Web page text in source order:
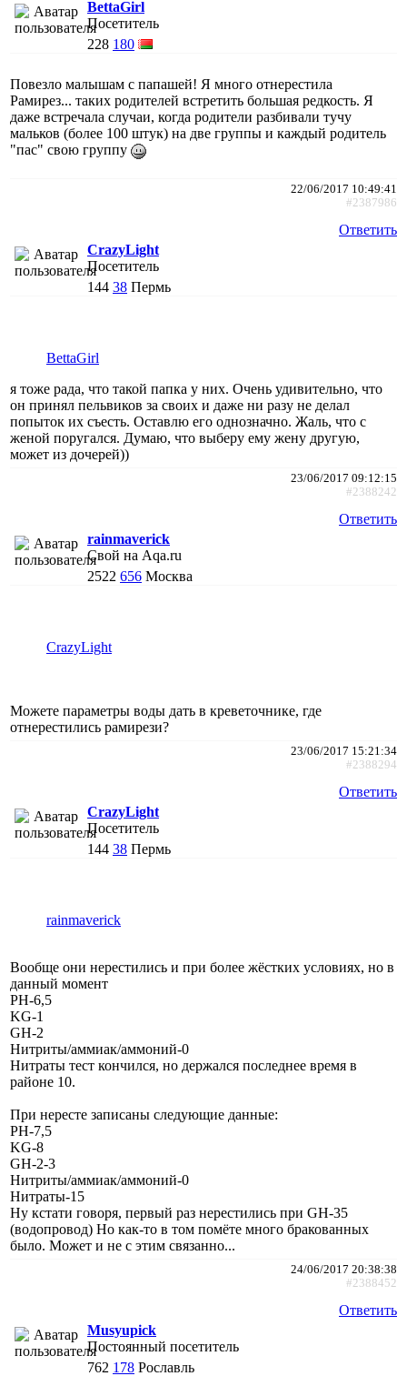
BettaGirl
Посетитель
228 180
Повезло малышам с папашей! Я много отнерестила
Рамирез... таких родителей встретить большая редкость. Я
даже встречала случаи, когда родители разбивали тучу
мальков (более 100 штук) на две группы и каждый родитель
"пас" свою группу
22/06/2017 10:49:41
#2387986
Ответить
CrazyLight
Посетитель
144 38 Пермь
BettaGirl
я тоже рада, что такой папка у них. Очень удивительно, что
он принял пельвиков за своих и даже ни разу не делал
попыток их съесть. Оставлю его однозначно. Жаль, что с
женой поругался. Думаю, что выберу ему жену другую,
может из дочерей))
23/06/2017 09:12:15
#2388242
Ответить
rainmaverick
Свой на Aqa.ru
2522 656 Москва
CrazyLight
Можете параметры воды дать в креветочнике, где
отнерестились рамирези?
23/06/2017 15:21:34
#2388294
Ответить
CrazyLight
Посетитель
144 38 Пермь
rainmaverick
Вообще они нерестились и при более жёстких условиях, но в
данный момент
PH-6,5
KG-1
GH-2
Нитриты/аммиак/аммоний-0
Нитраты тест кончился, но держался последнее время в
районе 10.
При нересте записаны следующие данные:
PH-7,5
KG-8
GH-2-3
Нитриты/аммиак/аммоний-0
Нитраты-15
Ну кстати говоря, первый раз нерестились при GH-35
(водопровод) Но как-то в том помёте много бракованных
было. Может и не с этим связанно...
24/06/2017 20:38:38
#2388452
Ответить
Musyupick
Постоянный посетитель
762 178 Рославль